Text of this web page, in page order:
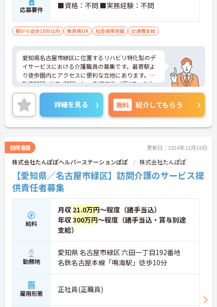
応募要件 ■資格：不問 ■実務経験：不問
駅から徒歩10分以内 無資格OK 社会保険完備 交通費支給
愛知県名古屋市緑区に位置するリハビリ特化型のデ
イサービスにおける介護職員の募集です。最寄駅よ
り徒歩圏内とアクセスに便利な立地にあります。
勤務時間（1日4時間～）・勤務日数（週2日～OK）
ともに相談可能です。無理なくプライベートを大切
にしながらご勤務いただけます。
ご興味のある方には、面接対策ポイントなど、さら
に詳細をご案内しますのでお気軽にご相談くださ
い！
詳細を見る 無料 紹介してもらう
訪問看護 更新日：2024年12月16日
株式会社たんぽぽヘルパーステーションぽぽ 株式会社たんぽぽ
【愛知県／名古屋市緑区】訪問介護のサービス提
供責任者募集
給料
月収 21.0万円～程度（諸手当込）
年収300万円～程度（諸手当込・賞与別途
支給）
勤務地
愛知県 名古屋市緑区 六田一丁目192番地
名鉄名古屋本線「鳴海駅」徒歩10分
雇用形態 正社員(正職員)